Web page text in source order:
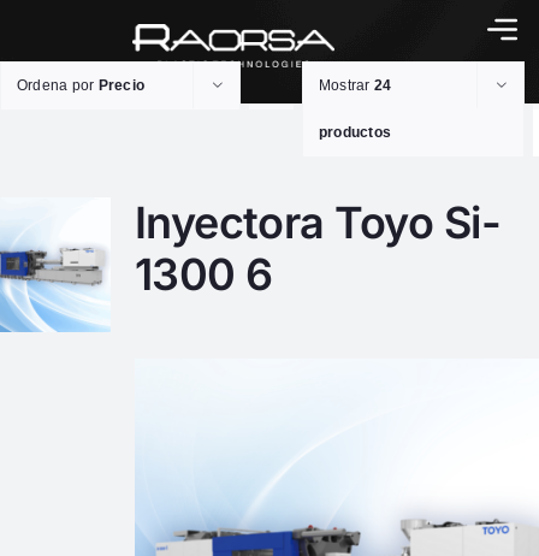
Ordena por Precio Mostrar 24
productos
Inyectora Toyo Si-
1300 6